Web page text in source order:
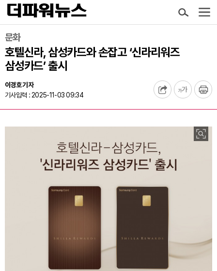
문화
호텔신라, 삼성카드와 손잡고 ‘신라리워즈
삼성카드’ 출시
이경호 기자
기사입력 : 2025-11-03 09:34